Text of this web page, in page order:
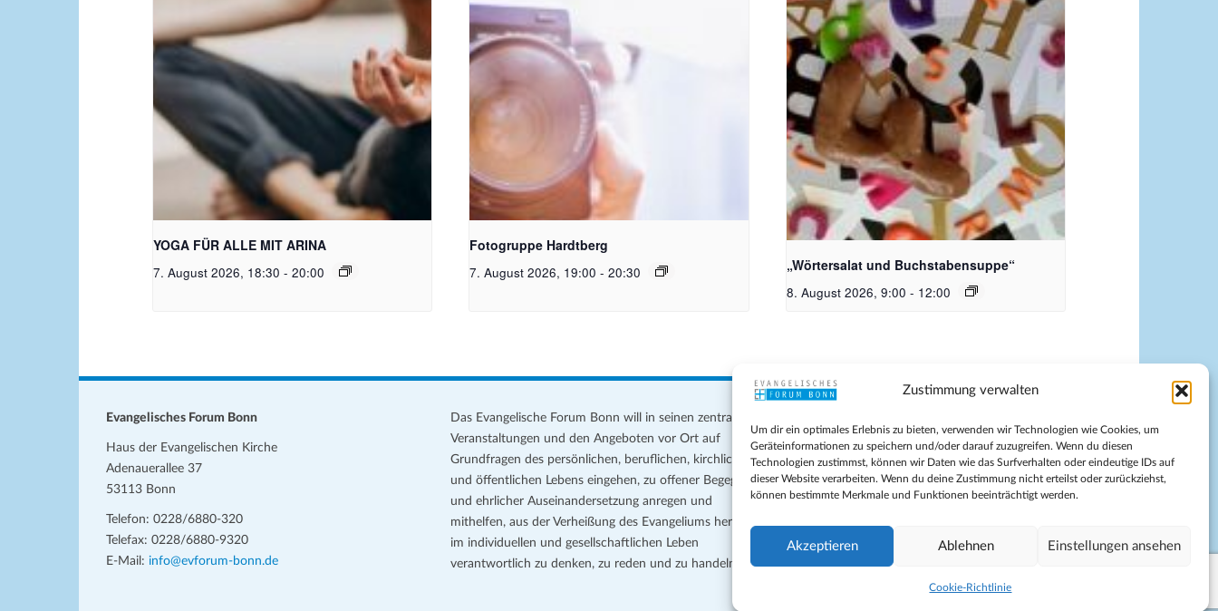
Zustimmung verwalten
Um dir ein optimales Erlebnis zu bieten, verwenden wir Technologien wie Cookies, um
Geräteinformationen zu speichern und/oder darauf zuzugreifen. Wenn du diesen
Technologien zustimmst, können wir Daten wie das Surfverhalten oder eindeutige IDs auf
dieser Website verarbeiten. Wenn du deine Zustimmung nicht erteilst oder zurückziehst,
können bestimmte Merkmale und Funktionen beeinträchtigt werden.
Akzeptieren Ablehnen Einstellungen ansehen
Cookie-Richtlinie
Bild: Pixabay free
YOGA FÜR ALLE MIT ARINA
7. August 2026, 18:30 - 20:00
Kamera_Pixabay Free_PublicDomainArchive
Fotogruppe Hardtberg
7. August 2026, 19:00 - 20:30
Bildquelle_ Pixabay Free_Christoph
Meinersmann
„Wörtersalat und Buchstabensuppe“
8. August 2026, 9:00 - 12:00
Evangelisches Forum Bonn
Haus der Evangelischen Kirche
Adenauerallee 37
53113 Bonn
Telefon: 0228/6880-320
Telefax: 0228/6880-9320
E-Mail: info@evforum-bonn.de
Das Evangelische Forum Bonn will in seinen zentralen
Veranstaltungen und den Angeboten vor Ort auf
Grundfragen des persönlichen, beruflichen, kirchlichen
und öffentlichen Lebens eingehen, zu offener Begegnung
und ehrlicher Auseinandersetzung anregen und
mithelfen, aus der Verheißung des Evangeliums heraus
im individuellen und gesellschaftlichen Leben
verantwortlich zu denken, zu reden und zu handeln.
Datenschutz
Teilnahmebedingungen
Evangelische Kirche in Bonn
Cookie-Richtlinie (EU)